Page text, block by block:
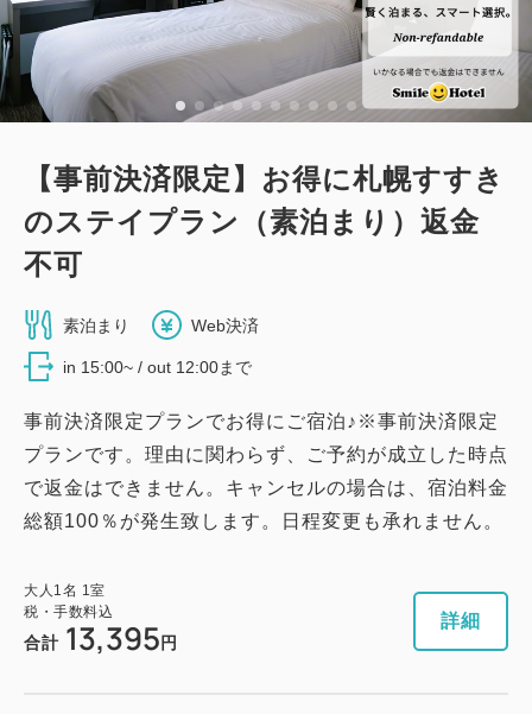
【事前決済限定】お得に札幌すすき
のステイプラン（素泊まり）返金
不可
素泊まり Web決済
in 15:00~ / out 12:00まで
事前決済限定プランでお得にご宿泊♪※事前決済限定
プランです。理由に関わらず、ご予約が成立した時点
で返金はできません。キャンセルの場合は、宿泊料金
総額100％が発生致します。日程変更も承れません。
大人 1名 1室
税・手数料込
合計 13,395 円
詳細